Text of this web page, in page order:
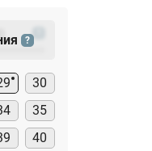
?
30
35
40